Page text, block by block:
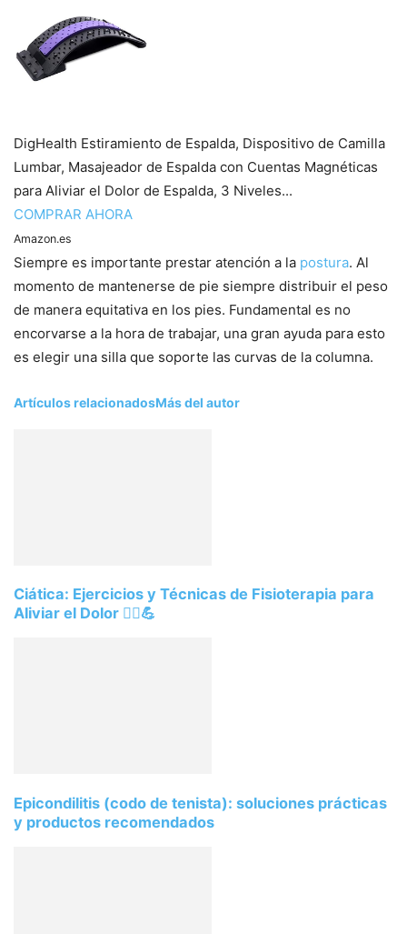
DigHealth Estiramiento de Espalda, Dispositivo de Camilla
Lumbar, Masajeador de Espalda con Cuentas Magnéticas
para Aliviar el Dolor de Espalda, 3 Niveles...
COMPRAR AHORA
Amazon.es
Siempre es importante prestar atención a la postura. Al
momento de mantenerse de pie siempre distribuir el peso
de manera equitativa en los pies. Fundamental es no
encorvarse a la hora de trabajar, una gran ayuda para esto
es elegir una silla que soporte las curvas de la columna.
Artículos relacionadosMás del autor
Ciática: Ejercicios y Técnicas de Fisioterapia para
Aliviar el Dolor 🧘‍♂️💪
Epicondilitis (codo de tenista): soluciones prácticas
y productos recomendados